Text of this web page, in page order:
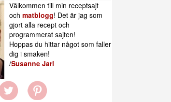
Välkommen till min receptsajt
och matblogg! Det är jag som
gjort alla recept och
programmerat sajten!
Hoppas du hittar något som faller
dig i smaken!
/Susanne Jarl